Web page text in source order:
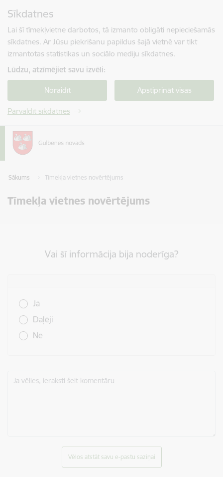
Sīkdatnes
Lai šī tīmekļvietne darbotos, tā izmanto obligāti nepieciešamās
sīkdatnes. Ar Jūsu piekrišanu papildus šajā vietnē var tikt
izmantotas statistikas un sociālo mediju sīkdatnes.
Lūdzu, atzīmējiet savu izvēli:
Noraidīt Apstiprināt visas
Pārvaldīt sīkdatnes
Sākums Tīmekļa vietnes novērtējums
Tīmekļa vietnes novērtējums
Vai šī informācija bija noderīga?
Jā
Daļēji
Nē
Ja vēlies, ieraksti šeit komentāru
Vēlos atstāt savu e-pastu saziņai